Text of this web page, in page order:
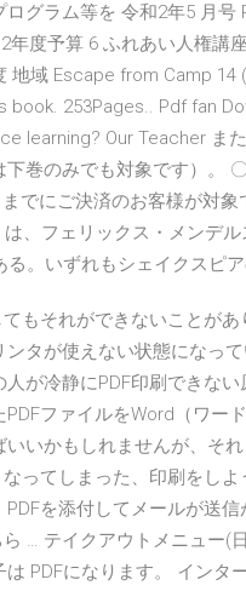
グラム等を 令和2年5 月
年度予算 6 ふれあい人権講
地域 Escape from Camp
253Pages.. Pdf fan
learning? Our Teacher ま
巻のみでも対象です）。
でにご決済のお客様が対
、フェリックス・メンデ
。いずれもシェイクスピ
もそれができないことが
タが使えない状態になっ
が冷静にPDF印刷できな
ファイルをWord（ワー
いかもしれませんが、そ
ってしまった、印刷をし
を添付してメールが送
… テイクアウトメニュー(
PDFになります。 インタ